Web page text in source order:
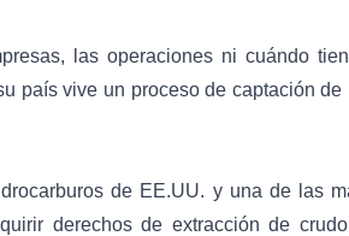
las operaciones ni cuándo
país vive un proceso de captación
de EE.UU. y una de las
derechos de extracción de